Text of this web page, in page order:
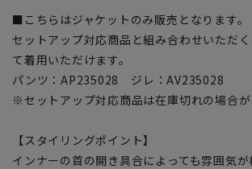
■こちらはジャケットのみ販売となります。
セットアップ対応商品と組み合わせいただ
て着用いただけます。
パンツ：AP235028 ジレ：AV235028
※セットアップ対応商品は在庫切れの場合が
【スタイリングポイント】
インナーの首の開き具合によっても雰囲気